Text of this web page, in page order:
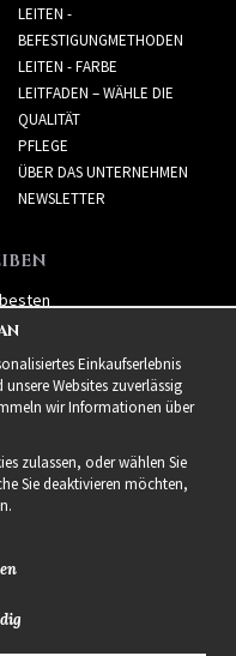
LEITEN -
BEFESTIGUNGMETHODEN
LEITEN - FARBE
LEITFADEN – WÄHLE DIE
QUALITÄT
PFLEGE
ÜBER DAS UNTERNEHMEN
NEWSLETTER
Einkaufserlebnis
Websites zuverlässig
wir Informationen über
zulassen, oder wählen Sie
Sie deaktivieren möchten,